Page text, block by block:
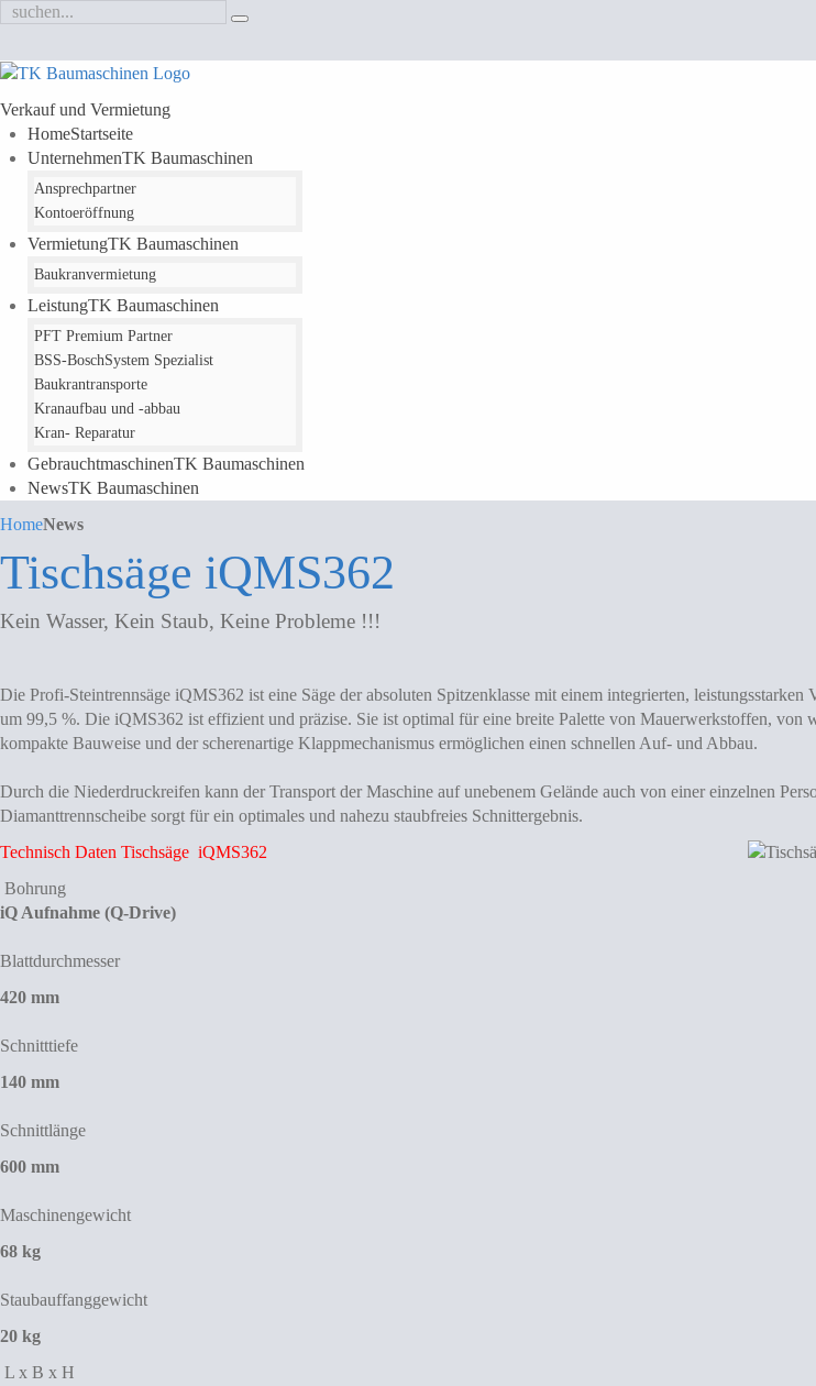
Verkauf und Vermietung
HomeStartseite
UnternehmenTK Baumaschinen
Ansprechpartner
Kontoeröffnung
VermietungTK Baumaschinen
Baukranvermietung
LeistungTK Baumaschinen
PFT Premium Partner
BSS-BoschSystem Spezialist
Baukrantransporte
Kranaufbau und -abbau
Kran- Reparatur
GebrauchtmaschinenTK Baumaschinen
NewsTK Baumaschinen
HomeNews
Tischsäge iQMS362
Kein Wasser, Kein Staub, Keine Probleme !!!
Die Profi-Steintrennsäge iQMS362 ist eine Säge der absoluten Spitzenklasse mit einem integrierten,
um 99,5 %. Die iQMS362 ist effizient und präzise. Sie ist optimal für eine breite Palette von Mauerwerkstoffen, von
kompakte Bauweise und der scherenartige Klappmechanismus ermöglichen einen schnellen Auf- und Abbau.
Durch die Niederdruckreifen kann der Transport der Maschine auf unebenem Gelände auch von einer einzelnen
Diamanttrennscheibe sorgt für ein optimales und nahezu staubfreies Schnittergebnis.
Technisch Daten Tischsäge iQMS362
Bohrung
iQ Aufnahme (Q-Drive)
Blattdurchmesser
420 mm
Schnitttiefe
140 mm
Schnittlänge
600 mm
Maschinengewicht
68 kg
Staubauffanggewicht
20 kg
L x B x H